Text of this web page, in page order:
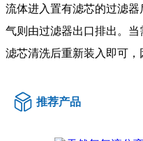
流体进入置有滤芯的过滤
气则由过滤器出口排出。
滤芯清洗后重新装入即可，
推荐产品